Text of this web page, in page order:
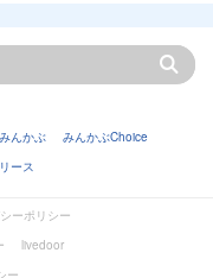
みんかぶ
みんかぶChoice
ース
ーポリシー
livedoor